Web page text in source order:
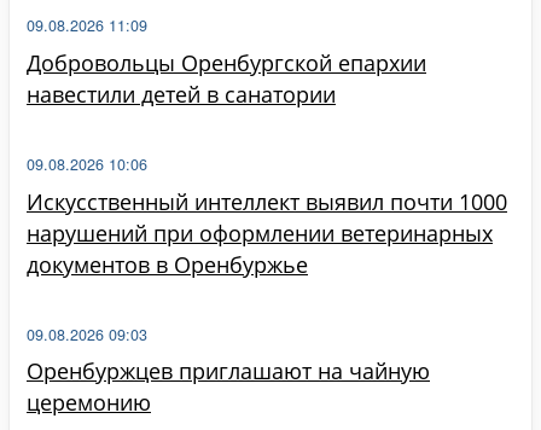
Добровольцы Оренбургской епархии
навестили детей в санатории
09.08.2026 11:09
Искусственный интеллект выявил почти 1000
нарушений при оформлении ветеринарных
документов в Оренбуржье
09.08.2026 10:06
Оренбуржцев приглашают на чайную
церемонию
09.08.2026 09:03